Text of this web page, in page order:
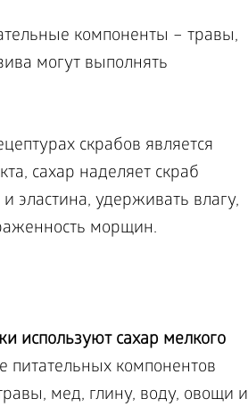
компоненты – травы,
могут выполнять
скрабов является
сахар наделяет скраб
эластина, удерживать влагу,
морщин.
используют сахар мелкого
питательных компонентов
мед, глину, воду, овощи и